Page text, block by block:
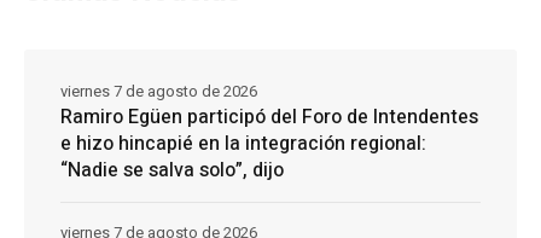
Ramiro Egüen participó del Foro de Intendentes
e hizo hincapié en la integración regional:
“Nadie se salva solo”, dijo
viernes 7 de agosto de 2026
viernes 7 de agosto de 2026